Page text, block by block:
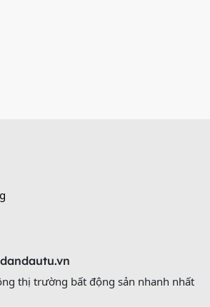
thị trường bất động sản nhanh nhất